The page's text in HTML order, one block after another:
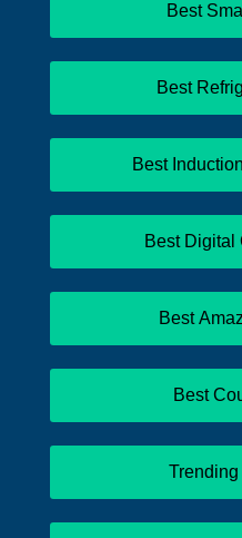
Best
Best
Best
Best Digital
Best
Best